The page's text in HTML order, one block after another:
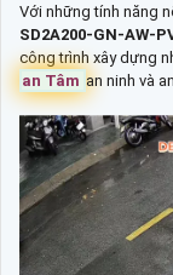
Với những tính năng
SD2A200-GN-AW-
công trình xây dựng
an Tâm an ninh và